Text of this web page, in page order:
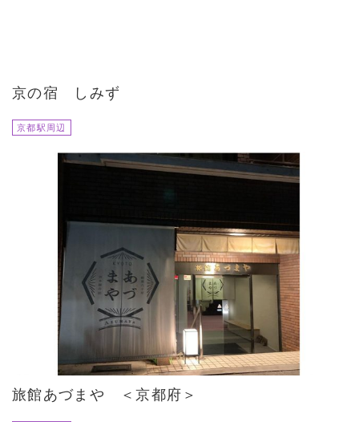
京の宿 しみず
京都駅周辺
旅館あづまや ＜京都府＞